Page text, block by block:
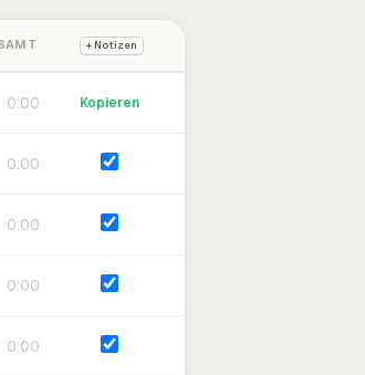
+ Notizen
0:00 Kopieren
0:00
0:00
0:00
0:00